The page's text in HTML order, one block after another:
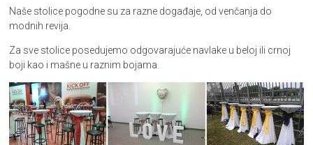
Naše stolice pogodne su za razne događaje, od venčanja do
modnih revija.
Za sve stolice posedujemo odgovarajuće navlake u beloj ili crnoj
boji kao i mašne u raznim bojama.